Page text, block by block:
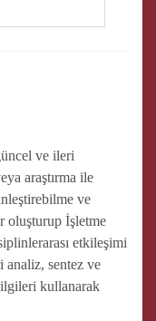
ve ileri
araştırma ile
ve
oluşturup İşletme
etkileşimi
analiz, sentez ve
kullanarak